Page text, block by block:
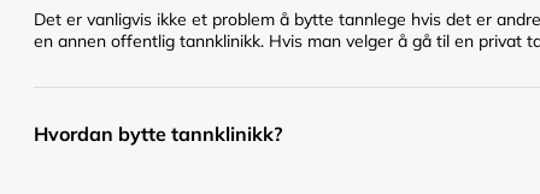
Det er vanligvis ikke et problem å bytte tannlege hvis det er
en annen offentlig tannklinikk. Hvis man velger å gå til en privat
Hvordan bytte tannklinikk?